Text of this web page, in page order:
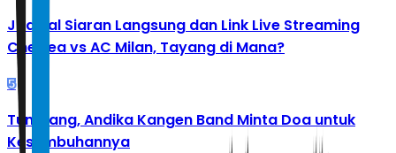
Jadwal Siaran Langsung dan Link Live Streaming
Chelsea vs AC Milan, Tayang di Mana?
5
Tumbang, Andika Kangen Band Minta Doa untuk
Kesembuhannya